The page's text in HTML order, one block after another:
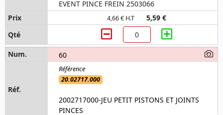
EVENT PINCE FREIN 2503066
4,66 € H.T 5,59 €
60
20.02717.000
2002717000-JEU PETIT PISTONS ET JOINTS
PINCES